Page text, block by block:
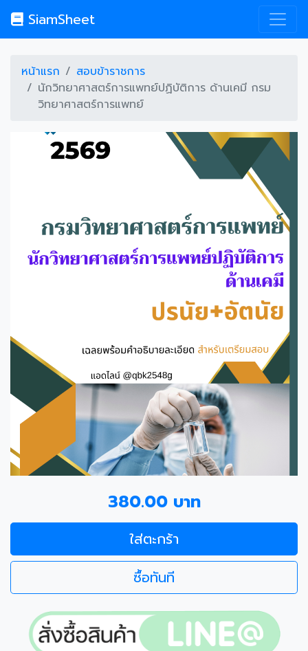
SiamSheet
หน้าแรก
สอบข้าราชการ
นักวิทยาศาสตร์การแพทย์ปฏิบัติการ ด้านเคมี กรม
วิทยาศาสตร์การแพทย์
380.00 บาท
ใส่ตะกร้า
ซื้อทันที